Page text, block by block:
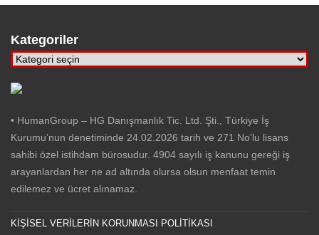
Kategoriler
Kategoriler
•⁠ ⁠HumanGroup – HG Danışmanlık Tic. Ltd. Şti., Türkiye İş
Kurumu’nun denetiminde 24.02.2026 tarih ve 271 No’lu lisans
sahibi özel istihdam bürosudur. 4904 sayılı iş kanunu gereği iş
arayanlardan her ne ad altında olursa olsun menfaat temin
edilemez ve ücret alınamaz.
KİŞİSEL VERİLERİN KORUNMASI POLİTİKASI